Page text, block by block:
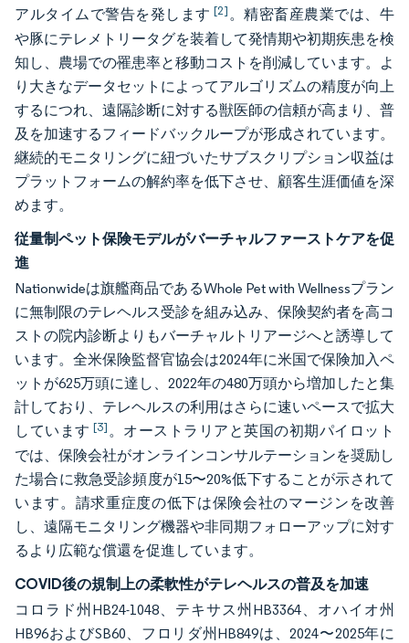
アルタイムで警告を発します[2]。精密畜産農業では、牛
や豚にテレメトリータグを装着して発情期や初期疾患を検
知し、農場での罹患率と移動コストを削減しています。よ
り大きなデータセットによってアルゴリズムの精度が向上
するにつれ、遠隔診断に対する獣医師の信頼が高まり、普
及を加速するフィードバックループが形成されています。
継続的モニタリングに紐づいたサブスクリプション収益は
プラットフォームの解約率を低下させ、顧客生涯価値を深
めます。
従量制ペット保険モデルがバーチャルファーストケアを促
進
Nationwideは旗艦商品であるWhole Pet with Wellnessプラン
に無制限のテレヘルス受診を組み込み、保険契約者を高コ
ストの院内診断よりもバーチャルトリアージへと誘導して
います。全米保険監督官協会は2024年に米国で保険加入ペ
ットが625万頭に達し、2022年の480万頭から増加したと集
計しており、テレヘルスの利用はさらに速いペースで拡大
しています[3]。オーストラリアと英国の初期パイロット
では、保険会社がオンラインコンサルテーションを奨励し
た場合に救急受診頻度が15〜20%低下することが示されて
います。請求重症度の低下は保険会社のマージンを改善
し、遠隔モニタリング機器や非同期フォローアップに対す
るより広範な償還を促進しています。
COVID後の規制上の柔軟性がテレヘルスの普及を加速
コロラド州HB24-1048、テキサス州HB3364、オハイオ州
HB96およびSB60、フロリダ州HB849は、2024〜2025年に